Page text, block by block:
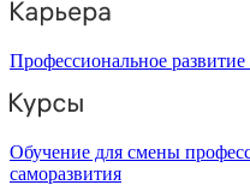
Профессиональное
Обучение для смены
саморазвития